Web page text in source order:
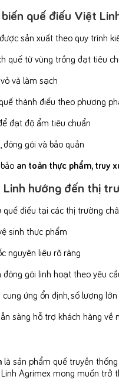
quế điếu Việt
sản xuất theo quy trình
quế từ vùng trồng đạt tiêu
và làm sạch
thành điếu theo phương
đạt độ ẩm tiêu chuẩn
đóng gói và bảo quản
an toàn thực phẩm, truy
hướng đến thị
điếu tại các thị trường
sinh thực phẩm
nguyên liệu rõ ràng
đóng gói linh hoạt theo yêu
cung ứng ổn định, số lượng lớn
sàng hỗ trợ khách hàng về
là sản phẩm quế truyền
Agrimex mong muốn trở